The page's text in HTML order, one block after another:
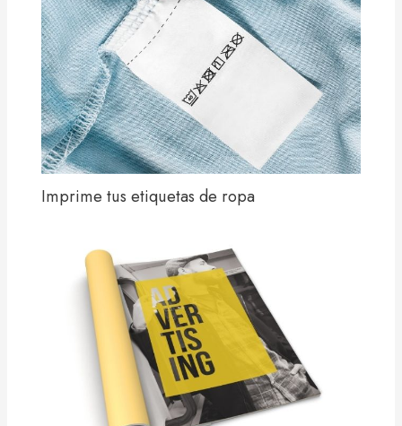
Imprime tus etiquetas de ropa